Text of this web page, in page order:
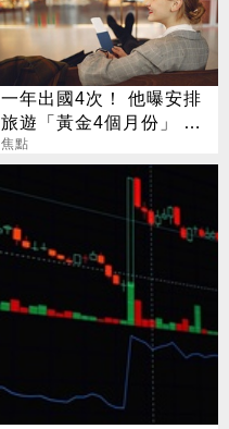
一年出國4次！ 他曝安排
旅遊「黃金4個月份」 卡
對整年活在期待中
焦點